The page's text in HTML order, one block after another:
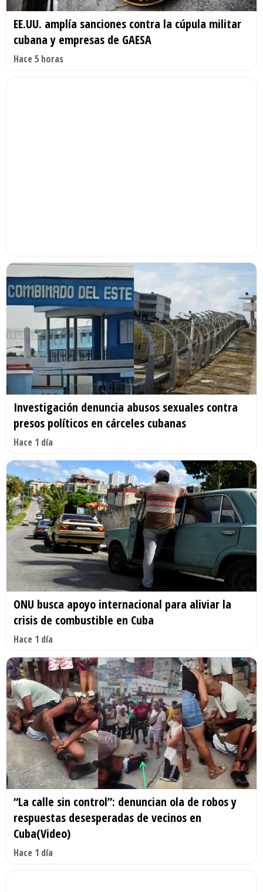
EE.UU. amplía sanciones contra la cúpula militar
cubana y empresas de GAESA
Hace 5 horas
Investigación denuncia abusos sexuales contra
presos políticos en cárceles cubanas
Hace 1 día
ONU busca apoyo internacional para aliviar la
crisis de combustible en Cuba
Hace 1 día
“La calle sin control”: denuncian ola de robos y
respuestas desesperadas de vecinos en
Cuba(Video)
Hace 1 día